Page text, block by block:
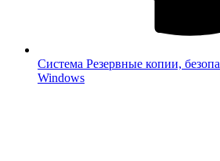
Система Резервные копии,
Windows